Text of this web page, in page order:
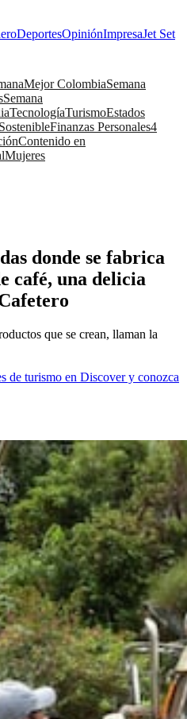
DeportesOpiniónImpresaJet Set
Mejor ColombiaSemana
Semana
TecnologíaTurismoEstados
Finanzas Personales4
Contenido en
Mujeres
donde se fabrica
café, una delicia
que se crean, llaman la
de turismo en Discover y conozca